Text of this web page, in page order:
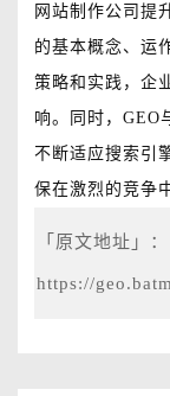
网站制作公司提
的基本概念、运
策略和实践，企
响。同时，GEO
不断适应搜索引
保在激烈的竞争
「原文地址」：
https://